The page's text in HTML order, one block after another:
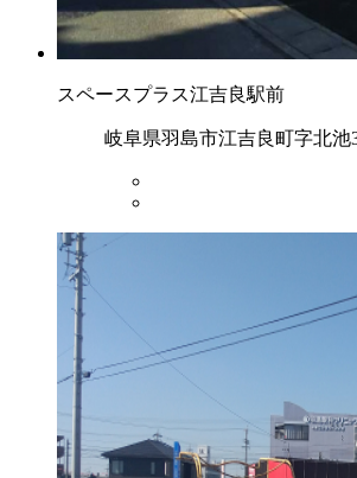
スペースプラス江吉良駅前
岐阜県羽島市江吉良町字北池